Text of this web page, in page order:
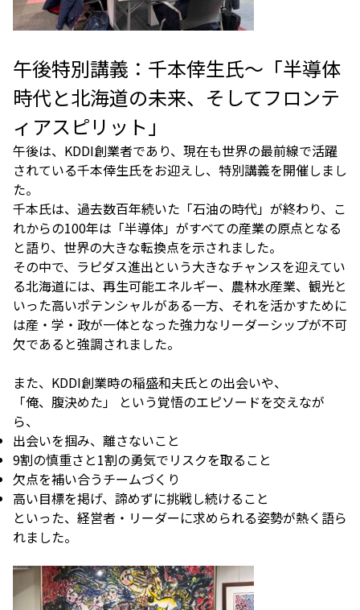
午後特別講義：千本倖生氏～「半導体
時代と北海道の未来、そしてフロンテ
ィアスピリット」
午後は、KDDI創業者であり、現在も世界の最前線で活躍
されている千本倖生氏をお迎えし、特別講義を開催しまし
た。
千本氏は、過去数百年続いた「石油の時代」が終わり、こ
れからの100年は「半導体」がすべての産業の原点となる
と語り、世界の大きな転換点を示されました。
その中で、ラピダス進出という大きなチャンスを迎えてい
る北海道には、再生可能エネルギー、農林水産業、観光と
いった高いポテンシャルがある一方、それを活かすために
は産・学・政が一体となった強力なリーダーシップが不可
欠であると強調されました。
また、KDDI創業時の稲盛和夫氏との出会いや、
「俺、腹決めた」 という覚悟のエピソードを交えなが
ら、
出会いを掴み、離さないこと
9割の慎重さと1割の勇気でリスクを取ること
欠点を補い合うチームづくり
高い目標を掲げ、諦めずに挑戦し続けること
といった、経営者・リーダーに求められる姿勢が熱く語ら
れました。